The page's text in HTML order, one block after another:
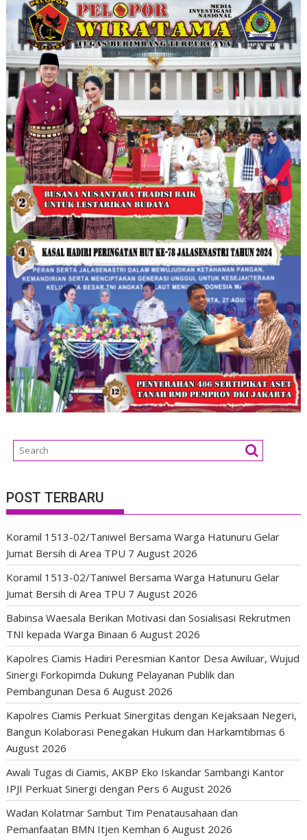
POST TERBARU
Koramil 1513-02/Taniwel Bersama Warga Hatunuru Gelar
Jumat Bersih di Area TPU 7 August 2026
Koramil 1513-02/Taniwel Bersama Warga Hatunuru Gelar
Jumat Bersih di Area TPU 7 August 2026
Babinsa Waesala Berikan Motivasi dan Sosialisasi Rekrutmen
TNI kepada Warga Binaan 6 August 2026
Kapolres Ciamis Hadiri Peresmian Kantor Desa Awiluar, Wujud
Sinergi Forkopimda Dukung Pelayanan Publik dan
Pembangunan Desa 6 August 2026
Kapolres Ciamis Perkuat Sinergitas dengan Kejaksaan Negeri,
Bangun Kolaborasi Penegakan Hukum dan Harkamtibmas 6
August 2026
Awali Tugas di Ciamis, AKBP Eko Iskandar Sambangi Kantor
IPJI Perkuat Sinergi dengan Pers 6 August 2026
Wadan Kolatmar Sambut Tim Penatausahaan dan
Pemanfaatan BMN Itjen Kemhan 6 August 2026